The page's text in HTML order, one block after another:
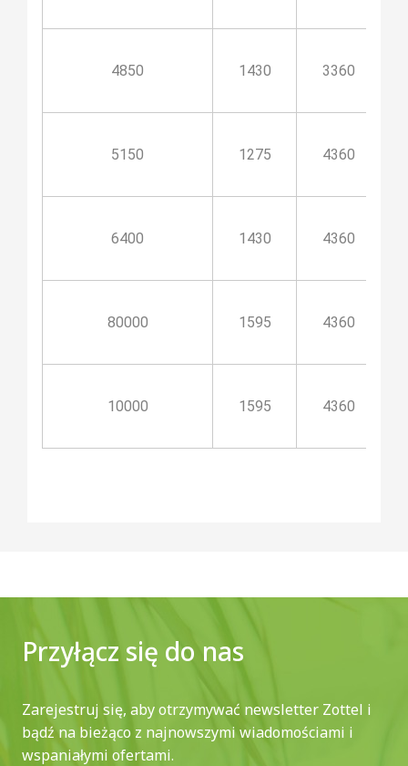
4850 1430 3360
5150 1275 4360
6400 1430 4360
80000 1595 4360
10000 1595 4360
Przyłącz się do nas
Zarejestruj się, aby otrzymywać newsletter Zottel i
bądź na bieżąco z najnowszymi wiadomościami i
wspaniałymi ofertami.